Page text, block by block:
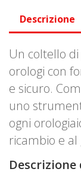
Descrizione
Un coltello
orologi con
e sicuro.
uno
ogni
ricambio e al